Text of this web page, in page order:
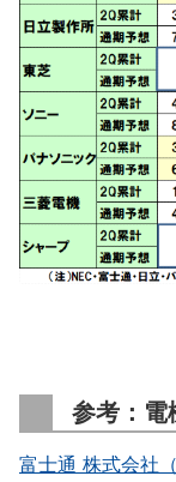
参考：電
富士通 株式会社